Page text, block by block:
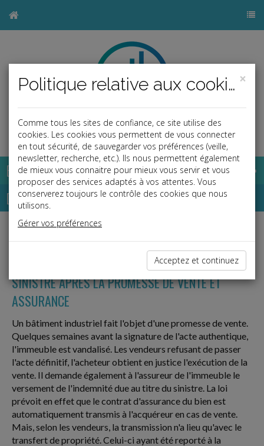
Base documentaire
Dépêches
SINISTRE APRÈS LA PROMESSE DE VENTE ET
ASSURANCE
Un bâtiment industriel fait l'objet d'une promesse de vente.
Quelques semaines avant la signature de l'acte authentique,
l'immeuble est vandalisé. Les vendeurs refusant de passer
l'acte définitif, l'acheteur obtient en justice l'exécution de la
vente. Il demande également à l'assureur de l'immeuble le
versement de l'indemnité due au titre du sinistre. La loi
prévoit en effet que le contrat d'assurance du bien est
automatiquement transmis à l'acquéreur en cas de vente.
Mais, selon les vendeurs, la transmission n'a lieu qu'avec le
transfert de propriété. Celui-ci ayant été reporté à la
×
Politique relative aux cookies
Comme tous les sites de confiance, ce site utilise des
cookies. Les cookies vous permettent de vous connecter
en tout sécurité, de sauvegarder vos préférences (veille,
newsletter, recherche, etc.). Ils nous permettent également
de mieux vous connaitre pour mieux vous servir et vous
proposer des services adaptés à vos attentes. Vous
conserverez toujours le contrôle des cookies que nous
utilisons.
Gérer vos préférences
Acceptez et continuez